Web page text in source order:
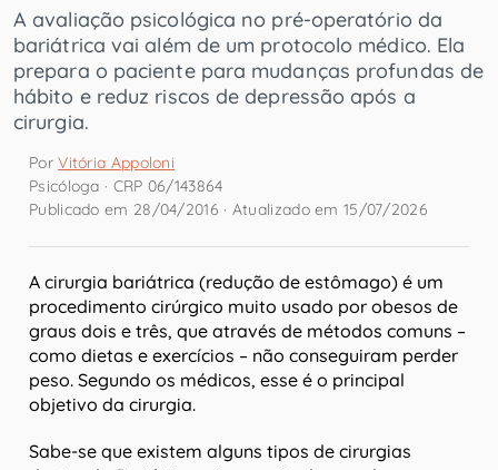
A avaliação psicológica no pré-operatório da
bariátrica vai além de um protocolo médico. Ela
prepara o paciente para mudanças profundas de
hábito e reduz riscos de depressão após a
cirurgia.
PorVitória Appoloni
Psicóloga · CRP 06/143864
Publicado em 28/04/2016 · Atualizado em 15/07/2026
A cirurgia bariátrica (redução de estômago) é um
procedimento cirúrgico muito usado por obesos de
graus dois e três, que através de métodos comuns –
como dietas e exercícios – não conseguiram perder
peso. Segundo os médicos, esse é o principal
objetivo da cirurgia.
Sabe-se que existem alguns tipos de cirurgias